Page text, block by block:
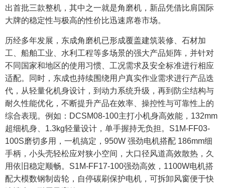
出首批三款整机，其中之一就是角磨机，新品凭借比肩国际
大牌的稳定性与极高的性价比迅速席卷市场。
历经多年发展，东成角磨机已形成覆盖建筑装修、石材加
工、船舶工业、水利工程等多场景的强大产品矩阵，并针对
不同国家和地区的使用习惯、工况需求及安全标准进行相应
适配。同时，东成也持续围绕用户真实作业需求进行产品迭
代，从轻量化机身设计，到动力系统升级，再到防尘结构与
耐久性能优化，不断提升产品在效率、操控性与可靠性上的
综合表现。例如：DCSM08-100主打小机身高效能，132mm
超细机身、1.3kg轻量设计，单手握持无负担。S1M-FF03-
100S磨切多用，一机搞定，950W 强劲电机搭配 186mm细
手柄，小头壳轻松应对狭小空间，大口径风道高效散热，久
用依旧稳定顺畅。S1M-FF17-100强劲高效，1100W电机搭
配大模数钢制齿轮，自停碳刷保护电机，可拆卸风窗便于快